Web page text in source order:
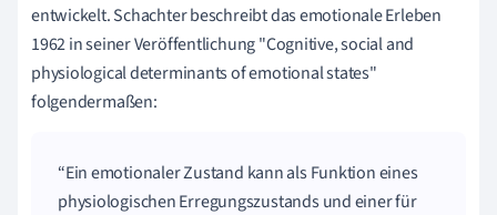
entwickelt. Schachter beschreibt das emotionale Erleben
1962 in seiner Veröffentlichung "Cognitive, social and
physiological determinants of emotional states"
folgendermaßen:
Ein emotionaler Zustand kann als Funktion eines
physiologischen Erregungszustands und einer für